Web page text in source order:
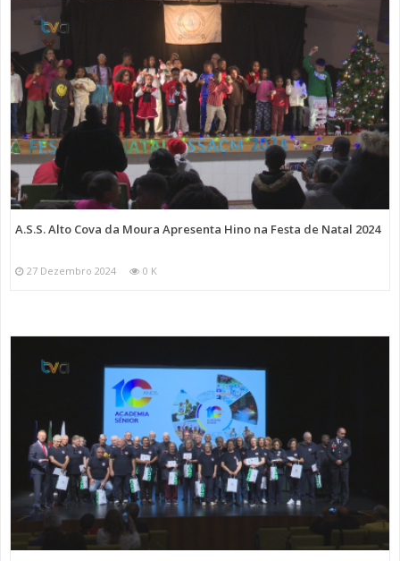
A.S.S. Alto Cova da Moura Apresenta Hino na Festa de Natal 2024
27 Dezembro 2024 0 K